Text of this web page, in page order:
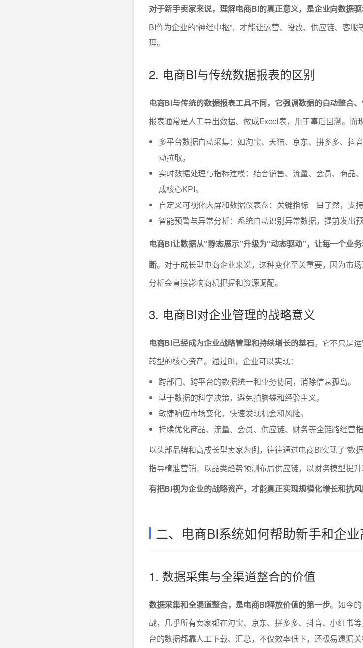
对于新手卖家来说，理解电商BI的真正意义，是企业向数据
BI作为企业的“神经中枢”，才能让运营、投放、供应链、客
理。
2. 电商BI与传统数据报表的区别
电商BI与传统的数据报表工具不同，它强调数据的自动整合
报表通常是人工导出数据、做成Excel表，用于事后回溯。而
多平台数据自动采集：如淘宝、天猫、京东、拼多多、抖
动拉取。
实时数据处理与指标建模：结合销售、流量、会员、商品
成核心KPI。
自定义可视化大屏和数据仪表盘：关键指标一目了然，支
智能预警与异常分析：系统自动识别异常数据，提前发出
电商BI让数据从“静态展示”升级为“动态驱动”，让每一个业
断。对于成长型电商企业来说，这种变化至关重要，因为市
分析会直接影响商机把握和资源调配。
3. 电商BI对企业管理的战略意义
电商BI已经成为企业战略管理和持续增长的基石。它不只是
转型的核心资产。通过BI，企业可以实现：
跨部门、跨平台的数据统一和业务协同，消除信息孤岛。
基于数据的科学决策，避免拍脑袋和经验主义。
敏捷响应市场变化，快速发现机会和风险。
持续优化商品、流量、会员、供应链、财务等全链路经营指
以头部品牌和高成长型卖家为例，往往通过电商BI实现了“数
指导精准营销，以品类趋势预测布局供应链，以财务模型提升
有把BI视为企业的战略资产，才能真正实现规模化增长和抗
二、电商BI系统如何帮助新手和企业
1. 数据采集与全渠道整合的价值
数据采集和全渠道整合，是电商BI释放价值的第一步。如今
战，几乎所有卖家都在淘宝、京东、拼多多、抖音、小红书
台的数据都靠人工下载、汇总，不仅效率低下，还极易遗漏